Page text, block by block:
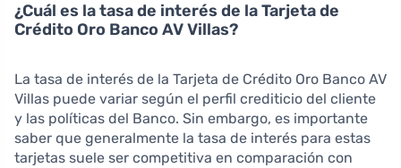
¿Cuál es la tasa de interés de la Tarjeta de
Crédito Oro Banco AV Villas?
La tasa de interés de la Tarjeta de Crédito Oro Banco AV
Villas puede variar según el perfil crediticio del cliente
y las políticas del Banco. Sin embargo, es importante
saber que generalmente la tasa de interés para estas
tarjetas suele ser competitiva en comparación con